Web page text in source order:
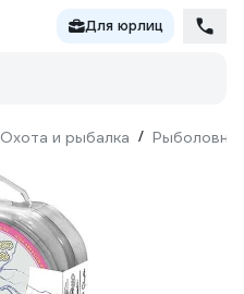
Для юрлиц
Охота и рыбалка /